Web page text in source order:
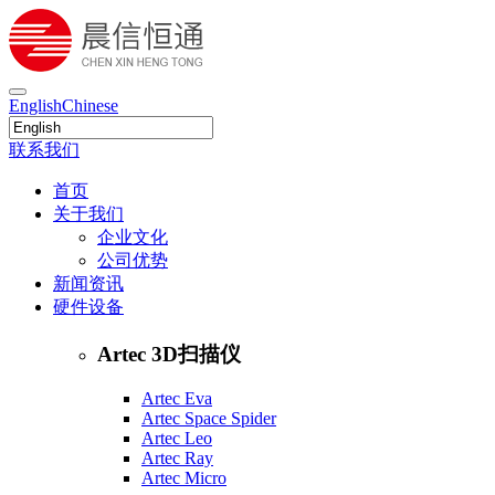
EnglishChinese
联系我们
首页
关于我们
企业文化
公司优势
新闻资讯
硬件设备
Artec 3D扫描仪
Artec Eva
Artec Space Spider
Artec Leo
Artec Ray
Artec Micro